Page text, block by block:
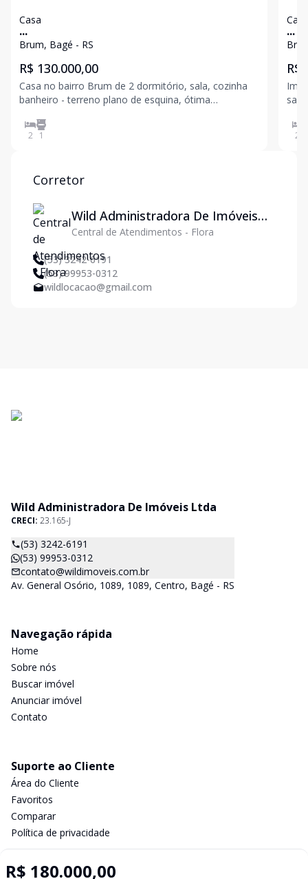
Casa
...
Brum, Bagé - RS
R$ 130.000,00
Casa no bairro Brum de 2 dormitório, sala, cozinha
banheiro - terreno plano de esquina, ótima
2 1
Casa
...
R$
2
Corretor
Wild Administradora De Imóveis
Ltda
Central de Atendimentos - Flora
(53) 3242-6191
(53) 99953-0312
wildlocacao@gmail.com
R$ 180.000,00
Wild Administradora De Imóveis Ltda
CRECI: 23.165-J
(53) 3242-6191
(53) 99953-0312
contato@wildimoveis.com.br
Av. General Osório, 1089, 1089, Centro, Bagé - RS
Navegação rápida
Home
Sobre nós
Buscar imóvel
Anunciar imóvel
Contato
Suporte ao Cliente
Área do Cliente
Favoritos
Comparar
Política de privacidade